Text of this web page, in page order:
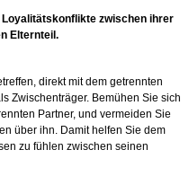
zwischen ihrer
Elternteil.
direkt mit dem getrennten
Zwischenträger. Bemühen Sie sich
Partner, und vermeiden Sie
über ihn. Damit helfen Sie dem
zu fühlen zwischen seinen